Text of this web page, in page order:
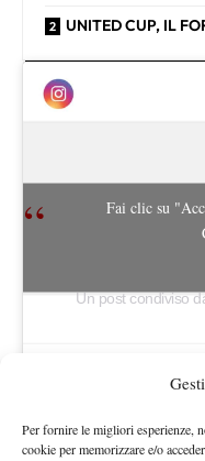
Per fornire le migliori esperienze,
cookie per memorizzare e/o
UNITED CUP, IL
Un post condiviso
Fai clic su
LE AVVERSARIE